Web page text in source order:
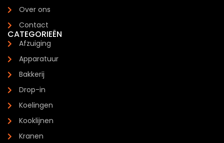
Over ons
Contact
CATEGORIEËN
Afzuiging
Apparatuur
Bakkerij
Drop-in
Koelingen
Kooklijnen
Kranen